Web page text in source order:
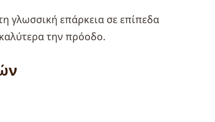
γλωσσική επάρκεια σε επίπεδα
την πρόοδο.